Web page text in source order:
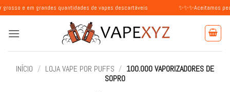
Skip
to
content
grandes quantidades de vapes descartáveis ✨✨✨Aceitamos pedidos de
INÍCIO / LOJA VAPE POR PUFFS / 100.000 VAPORIZADORES DE
SOPRO